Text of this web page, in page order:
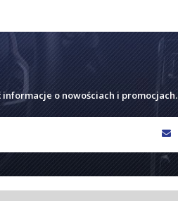
o nowościach i promocjach.